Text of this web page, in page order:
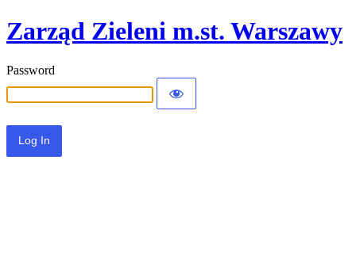
Zarząd Zieleni m.st. Warszawy
Password